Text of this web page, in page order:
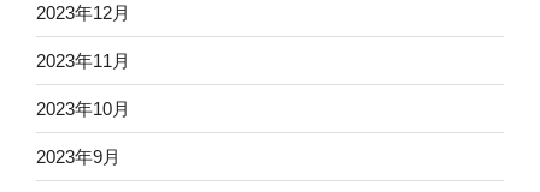
2023年12月
2023年11月
2023年10月
2023年9月